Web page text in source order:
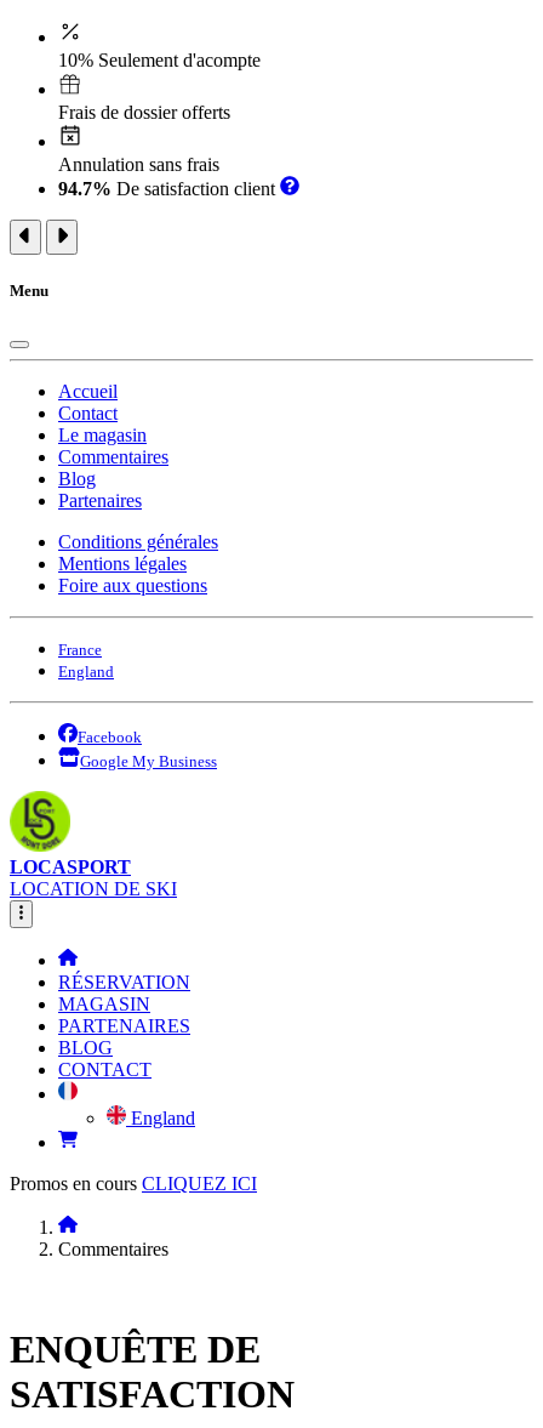
10% Seulement d'acompte
Frais de dossier offerts
Annulation sans frais
94.7% De satisfaction client
Menu
Accueil
Contact
Le magasin
Commentaires
Blog
Partenaires
Conditions générales
Mentions légales
Foire aux questions
France
England
Facebook
Google My Business
LOCASPORT
LOCATION DE SKI
RÉSERVATION
MAGASIN
PARTENAIRES
BLOG
CONTACT
England
Promos en cours CLIQUEZ ICI
Commentaires
ENQUÊTE DE
SATISFACTION